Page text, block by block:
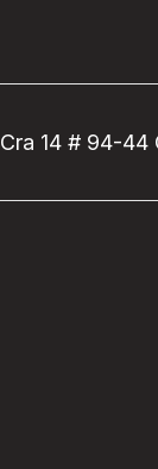
Cra 14 # 94-44